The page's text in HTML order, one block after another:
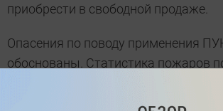
приобрести в свободной продаже.
Опасения по поводу применения
обоснованы. Статистика пожаров
случаев очагом огня выступал тип